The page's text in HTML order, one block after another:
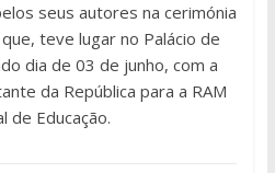
seus autores na cerimónia
teve lugar no Palácio de
dia de 03 de junho, com a
da República para a RAM
de Educação.